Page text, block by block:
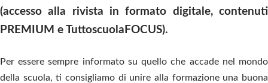
(accesso alla rivista in formato digitale, contenuti
PREMIUM e TuttoscuolaFOCUS).
Per essere sempre informato su quello che accade nel mondo
della scuola, ti consigliamo di unire alla formazione una buona